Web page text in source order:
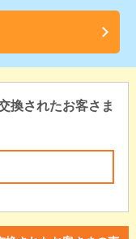
換されたお客さま